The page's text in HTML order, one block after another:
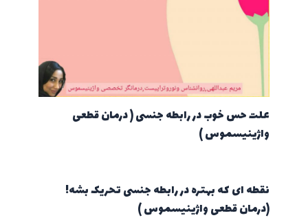
علت حس خوب در رابطه جنسی ( درمان قطعی
واژینیسموس )
نقطه ای که بهتره در رابطه جنسی تحریک بشه!
(درمان قطعی واژینیسموس )